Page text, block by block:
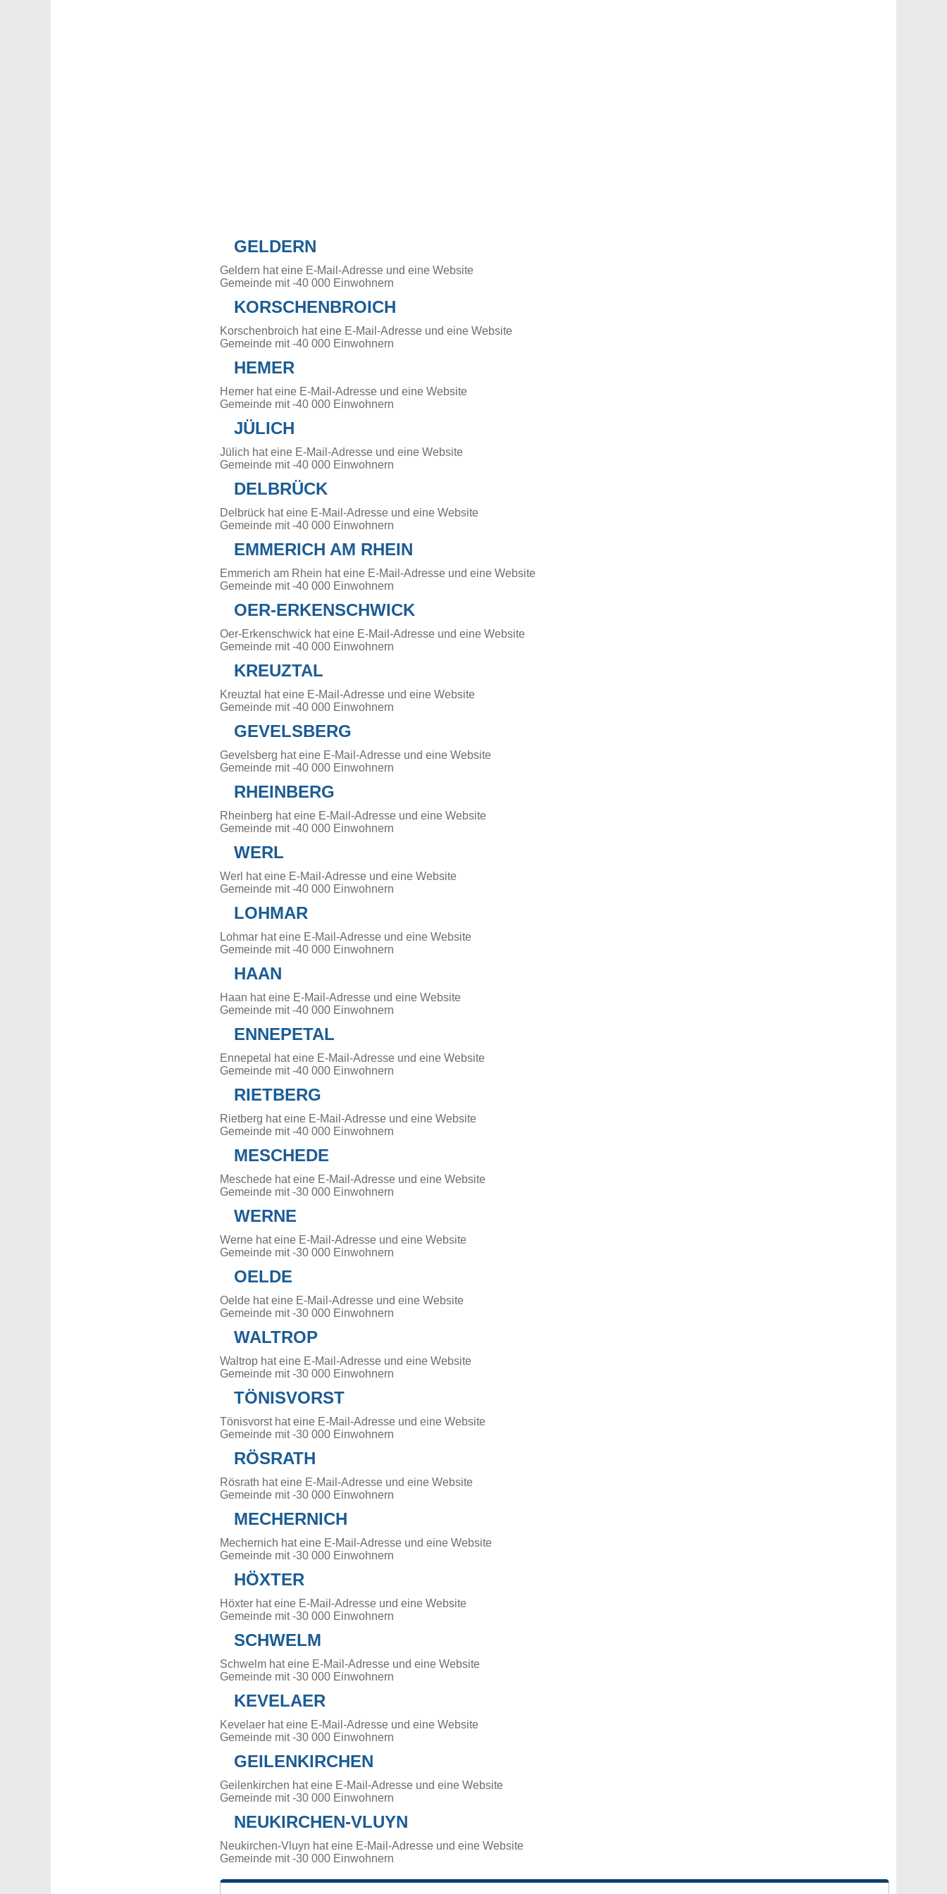
GELDERN
Geldern hat eine E-Mail-Adresse und eine Website
Gemeinde mit -40 000 Einwohnern
KORSCHENBROICH
Korschenbroich hat eine E-Mail-Adresse und eine Website
Gemeinde mit -40 000 Einwohnern
HEMER
Hemer hat eine E-Mail-Adresse und eine Website
Gemeinde mit -40 000 Einwohnern
JÜLICH
Jülich hat eine E-Mail-Adresse und eine Website
Gemeinde mit -40 000 Einwohnern
DELBRÜCK
Delbrück hat eine E-Mail-Adresse und eine Website
Gemeinde mit -40 000 Einwohnern
EMMERICH AM RHEIN
Emmerich am Rhein hat eine E-Mail-Adresse und eine Website
Gemeinde mit -40 000 Einwohnern
OER-ERKENSCHWICK
Oer-Erkenschwick hat eine E-Mail-Adresse und eine Website
Gemeinde mit -40 000 Einwohnern
KREUZTAL
Kreuztal hat eine E-Mail-Adresse und eine Website
Gemeinde mit -40 000 Einwohnern
GEVELSBERG
Gevelsberg hat eine E-Mail-Adresse und eine Website
Gemeinde mit -40 000 Einwohnern
RHEINBERG
Rheinberg hat eine E-Mail-Adresse und eine Website
Gemeinde mit -40 000 Einwohnern
WERL
Werl hat eine E-Mail-Adresse und eine Website
Gemeinde mit -40 000 Einwohnern
LOHMAR
Lohmar hat eine E-Mail-Adresse und eine Website
Gemeinde mit -40 000 Einwohnern
HAAN
Haan hat eine E-Mail-Adresse und eine Website
Gemeinde mit -40 000 Einwohnern
ENNEPETAL
Ennepetal hat eine E-Mail-Adresse und eine Website
Gemeinde mit -40 000 Einwohnern
RIETBERG
Rietberg hat eine E-Mail-Adresse und eine Website
Gemeinde mit -40 000 Einwohnern
MESCHEDE
Meschede hat eine E-Mail-Adresse und eine Website
Gemeinde mit -30 000 Einwohnern
WERNE
Werne hat eine E-Mail-Adresse und eine Website
Gemeinde mit -30 000 Einwohnern
OELDE
Oelde hat eine E-Mail-Adresse und eine Website
Gemeinde mit -30 000 Einwohnern
WALTROP
Waltrop hat eine E-Mail-Adresse und eine Website
Gemeinde mit -30 000 Einwohnern
TÖNISVORST
Tönisvorst hat eine E-Mail-Adresse und eine Website
Gemeinde mit -30 000 Einwohnern
RÖSRATH
Rösrath hat eine E-Mail-Adresse und eine Website
Gemeinde mit -30 000 Einwohnern
MECHERNICH
Mechernich hat eine E-Mail-Adresse und eine Website
Gemeinde mit -30 000 Einwohnern
HÖXTER
Höxter hat eine E-Mail-Adresse und eine Website
Gemeinde mit -30 000 Einwohnern
SCHWELM
Schwelm hat eine E-Mail-Adresse und eine Website
Gemeinde mit -30 000 Einwohnern
KEVELAER
Kevelaer hat eine E-Mail-Adresse und eine Website
Gemeinde mit -30 000 Einwohnern
GEILENKIRCHEN
Geilenkirchen hat eine E-Mail-Adresse und eine Website
Gemeinde mit -30 000 Einwohnern
NEUKIRCHEN-VLUYN
Neukirchen-Vluyn hat eine E-Mail-Adresse und eine Website
Gemeinde mit -30 000 Einwohnern